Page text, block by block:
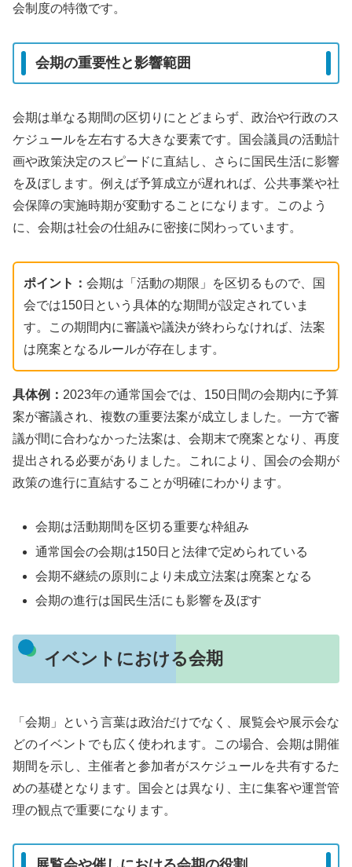
会制度の特徴です。
会期の重要性と影響範囲
会期は単なる期間の区切りにとどまらず、政治や行政のス
ケジュールを左右する大きな要素です。国会議員の活動計
画や政策決定のスピードに直結し、さらに国民生活に影響
を及ぼします。例えば予算成立が遅れれば、公共事業や社
会保障の実施時期が変動することになります。このよう
に、会期は社会の仕組みに密接に関わっています。
ポイント： 会期は「活動の期限」を区切るもので、国
会では150日という具体的な期間が設定されていま
す。この期間内に審議や議決が終わらなければ、法案
は廃案となるルールが存在します。
具体例： 2023年の通常国会では、150日間の会期内に予算
案が審議され、複数の重要法案が成立しました。一方で審
議が間に合わなかった法案は、会期末で廃案となり、再度
提出される必要がありました。これにより、国会の会期が
政策の進行に直結することが明確にわかります。
会期は活動期間を区切る重要な枠組み
通常国会の会期は150日と法律で定められている
会期不継続の原則により未成立法案は廃案となる
会期の進行は国民生活にも影響を及ぼす
イベントにおける会期
「会期」という言葉は政治だけでなく、展覧会や展示会な
どのイベントでも広く使われます。この場合、会期は開催
期間を示し、主催者と参加者がスケジュールを共有するた
めの基礎となります。国会とは異なり、主に集客や運営管
理の観点で重要になります。